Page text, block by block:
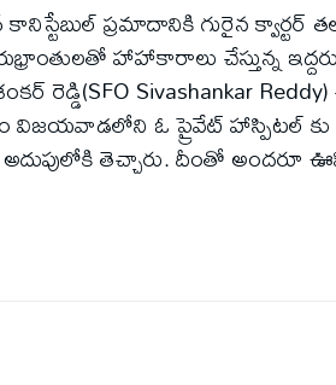
ప్రమాదానికి గురైన క్వార్టర్
హాహాకారాలు చేస్తున్న
రెడ్డి(SFO Sivashankar
విజయవాడలోని ఓ ప్రైవేట్ హాస్పిటల్ కు
తెచ్చారు. దీంతో అందరూ